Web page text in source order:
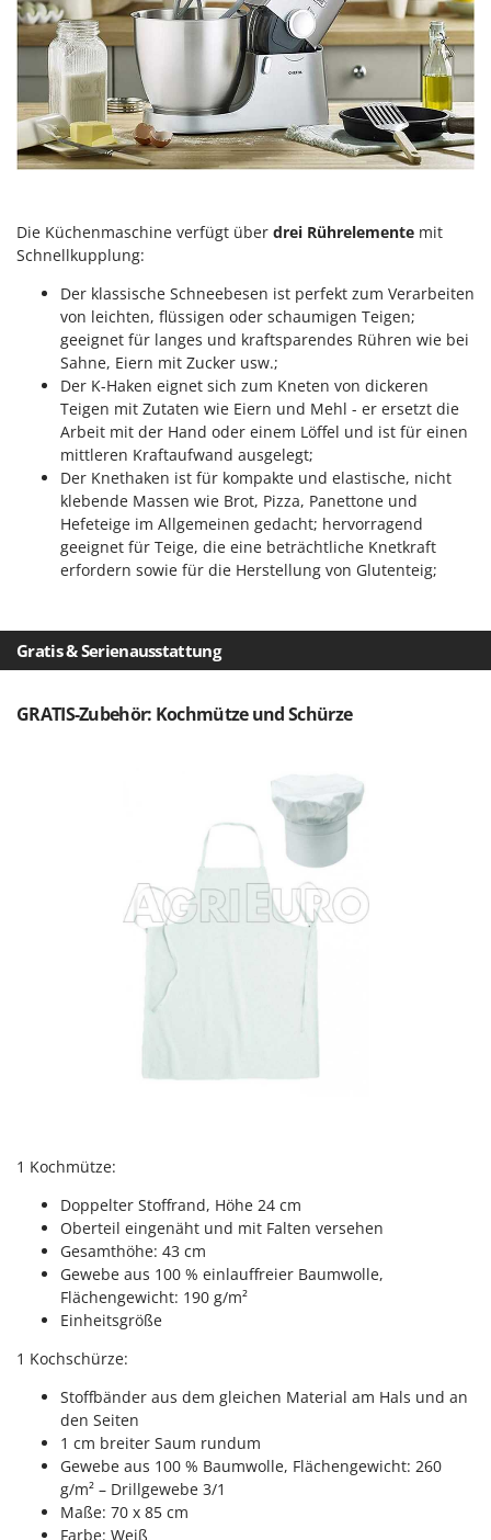
Olix
OMA
Omas
Ompagrill
Ooni
Oriental Koshin
P
Palumbo Pavi
Partisani
Paterlini
Philips
Pramac
Prismafood
R.G.V.
Rato
Redback
Resto Italia
Rover Pompe
Royal Food
Seven Italy
Shindaiwa
Silky
Simatech
Sirman
Skil
Smartwood
Smeg
Snapper
Solidur
Spice Electronics
Die Küchenmaschine verfügt über drei Rührelemente mit
Schnellkupplung:
Der klassische Schneebesen ist perfekt zum Verarbeiten
von leichten, flüssigen oder schaumigen Teigen;
geeignet für langes und kraftsparendes Rühren wie bei
Sahne, Eiern mit Zucker usw.;
Der K-Haken eignet sich zum Kneten von dickeren
Teigen mit Zutaten wie Eiern und Mehl - er ersetzt die
Arbeit mit der Hand oder einem Löffel und ist für einen
mittleren Kraftaufwand ausgelegt;
Der Knethaken ist für kompakte und elastische, nicht
klebende Massen wie Brot, Pizza, Panettone und
Hefeteige im Allgemeinen gedacht; hervorragend
geeignet für Teige, die eine beträchtliche Knetkraft
erfordern sowie für die Herstellung von Glutenteig;
Gratis & Serienausstattung
GRATIS-Zubehör: Kochmütze und Schürze
1 Kochmütze:
Doppelter Stoffrand, Höhe 24 cm
Oberteil eingenäht und mit Falten versehen
Gesamthöhe: 43 cm
Gewebe aus 100 % einlauffreier Baumwolle,
Flächengewicht: 190 g/m²
Einheitsgröße
1 Kochschürze:
Stoffbänder aus dem gleichen Material am Hals und an
den Seiten
1 cm breiter Saum rundum
Gewebe aus 100 % Baumwolle, Flächengewicht: 260
g/m² – Drillgewebe 3/1
Maße: 70 x 85 cm
Farbe: Weiß